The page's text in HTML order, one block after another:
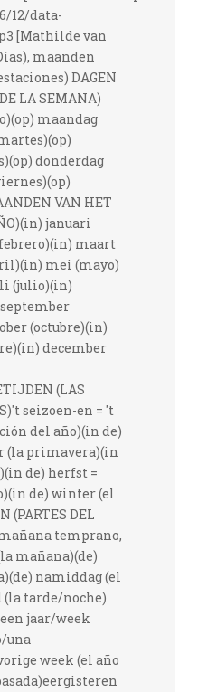
12/data-
[Mathilde van
maanden
DAGEN
LA SEMANA)
maandag
donderdag
VAN HET
januari
maart
mei (mayo)
(julio)(in)
(octubre)(in)
december
(LAS
seizoen-en = 't
del año)(in de)
(la primavera)(in
de) herfst =
de) winter (el
(PARTES DEL
temprano,
mañana)(de)
namiddag (el
(la tarde/noche)
jaar/week
una
week (el año